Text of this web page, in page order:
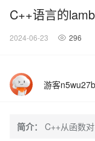
C++语言的
2024-06-23 296
游客
简介： C++从函数